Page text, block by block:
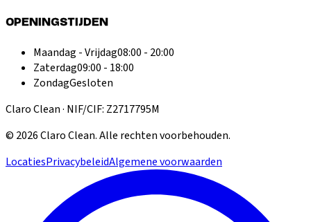
OPENINGSTIJDEN
Maandag - Vrijdag08:00 - 20:00
Zaterdag09:00 - 18:00
ZondagGesloten
Claro Clean · NIF/CIF: Z2717795M
© 2026Claro Clean.Alle rechten voorbehouden.
LocatiesPrivacybeleidAlgemene voorwaarden